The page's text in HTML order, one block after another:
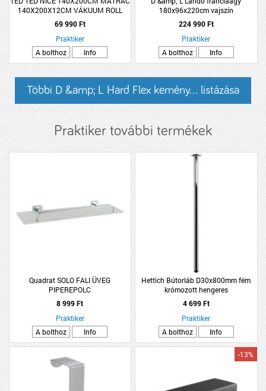
140X200X12CM VÁKUUM ROLL
MATRAC
69 990 Ft
Praktiker
A bolthoz
Info
180x96x220cm vajszín
224 990 Ft
Praktiker
A bolthoz
Info
Többi D &amp; L Hard Flex kemény... listázása
Praktiker további termékek
Quadrat SOLO FALI ÜVEG
PIPEREPOLC
8 999 Ft
Praktiker
A bolthoz
Info
Hettich Bútorláb D30x800mm fém
krómozott hengeres
4 699 Ft
Praktiker
A bolthoz
Info
-13%